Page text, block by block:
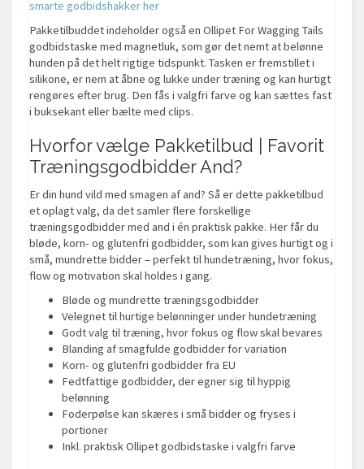
smarte godbidshakker her
Pakketilbuddet indeholder også en Ollipet For Wagging Tails
godbidstaske med magnetluk, som gør det nemt at belønne
hunden på det helt rigtige tidspunkt. Tasken er fremstillet i
silikone, er nem at åbne og lukke under træning og kan hurtigt
rengøres efter brug. Den fås i valgfri farve og kan sættes fast
i buksekant eller bælte med clips.
Hvorfor vælge Pakketilbud | Favorit
Træningsgodbidder And?
Er din hund vild med smagen af and? Så er dette pakketilbud
et oplagt valg, da det samler flere forskellige
træningsgodbidder med and i én praktisk pakke. Her får du
bløde, korn- og glutenfri godbidder, som kan gives hurtigt og i
små, mundrette bidder – perfekt til hundetræning, hvor fokus,
flow og motivation skal holdes i gang.
Bløde og mundrette træningsgodbidder
Velegnet til hurtige belønninger under hundetræning
Godt valg til træning, hvor fokus og flow skal bevares
Blanding af smagfulde godbidder for variation
Korn- og glutenfri godbidder fra EU
Fedtfattige godbidder, der egner sig til hyppig
belønning
Foderpølse kan skæres i små bidder og fryses i
portioner
Inkl. praktisk Ollipet godbidstaske i valgfri farve